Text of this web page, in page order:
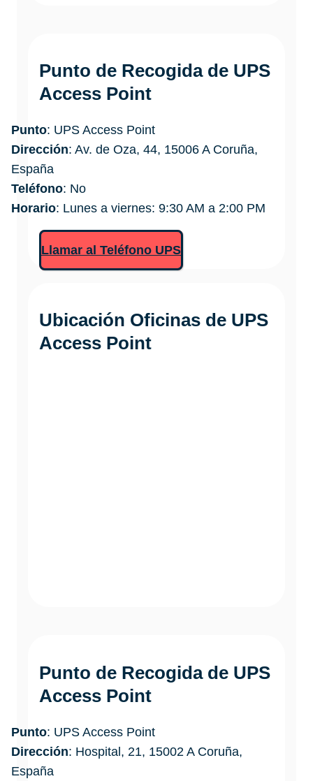
Punto de Recogida de UPS
Access Point
Punto: UPS Access Point
Dirección: Av. de Oza, 44, 15006 A Coruña,
España
Teléfono: No
Horario: Lunes a viernes: 9:30 AM a 2:00 PM
Llamar al Teléfono UPS
Ubicación Oficinas de UPS
Access Point
Punto de Recogida de UPS
Access Point
Punto: UPS Access Point
Dirección: Hospital, 21, 15002 A Coruña,
España